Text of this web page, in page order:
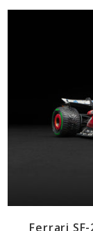
Ferrari